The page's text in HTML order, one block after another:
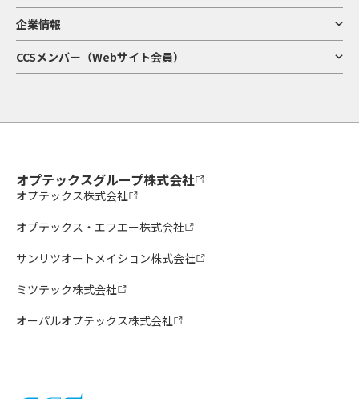
企業情報
CCSメンバー（Webサイト会員）
オプテックスグループ株式会社
オプテックス株式会社
オプテックス・エフエー株式会社
サンリツオートメイション株式会社
ミツテック株式会社
オーパルオプテックス株式会社